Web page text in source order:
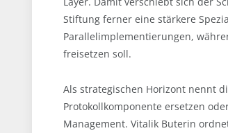
Stiftung ferner eine stärkere
Parallelimplementierungen,
freisetzen soll.
Als strategischen Horizont nennt
Protokollkomponente ersetzen
Management. Vitalik Buterin